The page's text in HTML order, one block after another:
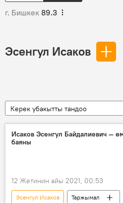
г. Бишкек 89.3
Эсенгул Исаков
Керек убакытты тандоо
Исаков Эсенгул Байдалиевич —
баяны
12 Жетинин айы 2021, 00:53
Эсенгул Исаков
Таржымал